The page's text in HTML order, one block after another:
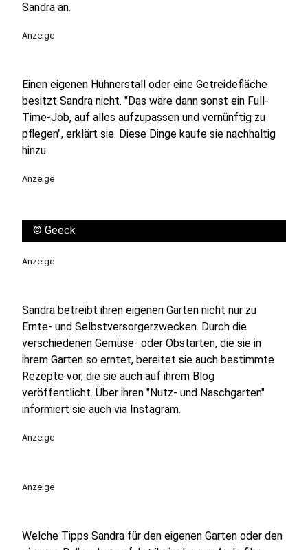
Sandra an.
Anzeige
Einen eigenen Hühnerstall oder eine Getreidefläche
besitzt Sandra nicht. "Das wäre dann sonst ein Full-
Time-Job, auf alles aufzupassen und vernünftig zu
pflegen", erklärt sie. Diese Dinge kaufe sie nachhaltig
hinzu.
Anzeige
© Geeck
Anzeige
Sandra betreibt ihren eigenen Garten nicht nur zu
Ernte- und Selbstversorgerzwecken. Durch die
verschiedenen Gemüse- oder Obstarten, die sie in
ihrem Garten so erntet, bereitet sie auch bestimmte
Rezepte vor, die sie auch auf ihrem Blog
veröffentlicht. Über ihren "Nutz- und Naschgarten"
informiert sie auch via Instagram.
Anzeige
Anzeige
Welche Tipps Sandra für den eigenen Garten oder den